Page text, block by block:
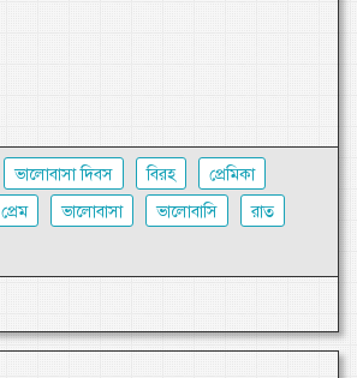
ভালোবাসা দিবস বিরহ
প্রেমিকা
প্রেম ভালোবাসা ভালোবাসি
রাত